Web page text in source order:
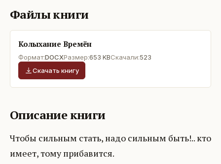
Файлы книги
Колыхание Времён
Формат:DOCXРазмер:653 KBСкачали:523
Скачать книгу
Описание книги
Чтобы сильным стать, надо сильным быть!.. кто
имеет, тому прибавится.